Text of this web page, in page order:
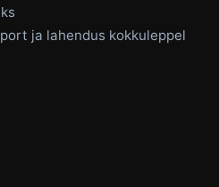
ja lahendus kokkuleppel